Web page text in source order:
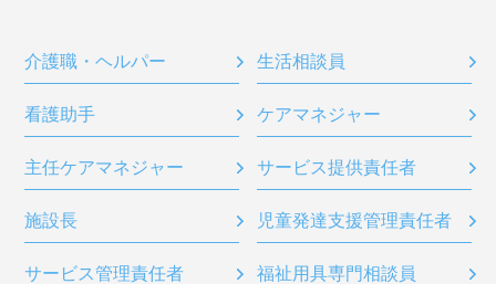
介護職・ヘルパー 生活相談員
看護助手 ケアマネジャー
主任ケアマネジャー サービス提供責任者
施設長 児童発達支援管理責任者
サービス管理責任者 福祉用具専門相談員